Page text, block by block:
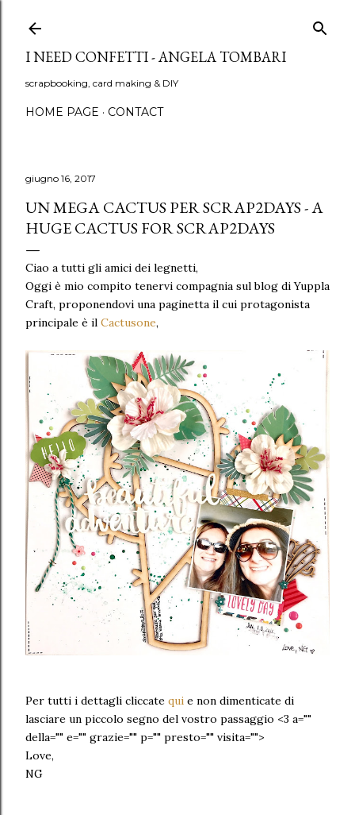
I NEED CONFETTI - ANGELA TOMBARI
scrapbooking, card making & DIY
HOME PAGE CONTACT
giugno 16, 2017
UN MEGA CACTUS PER SCRAP2DAYS - A
HUGE CACTUS FOR SCRAP2DAYS
Ciao a tutti gli amici dei legnetti,
Oggi è mio compito tenervi compagnia sul blog di Yuppla
Craft, proponendovi una paginetta il cui protagonista
principale è il Cactusone,
Per tutti i dettagli cliccate qui e non dimenticate di
lasciare un piccolo segno del vostro passaggio <3 a=""
della="" e="" grazie="" p="" presto="" visita="">
Love,
NG